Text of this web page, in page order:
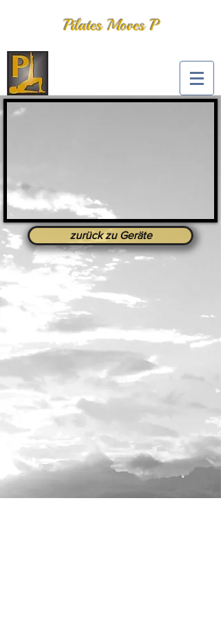
Pilates Moves P
zurück zu Geräte